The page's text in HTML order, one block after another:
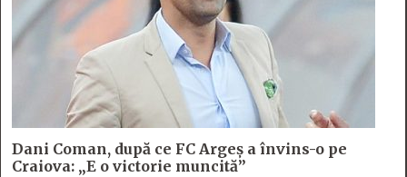
Dani Coman, după ce FC Argeș a învins-o pe
Craiova: „E o victorie muncită”